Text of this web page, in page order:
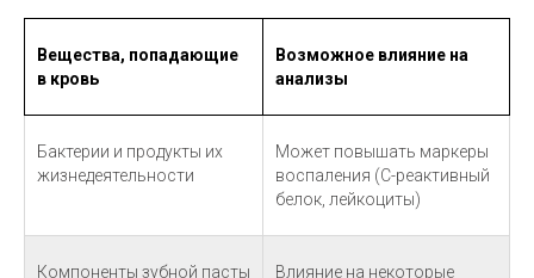
Вещества, попадающие
в кровь
Возможное влияние на
анализы
Бактерии и продукты их
жизнедеятельности
Может повышать маркеры
воспаления (С-реактивный
белок, лейкоциты)
Компоненты зубной пасты
Влияние на некоторые